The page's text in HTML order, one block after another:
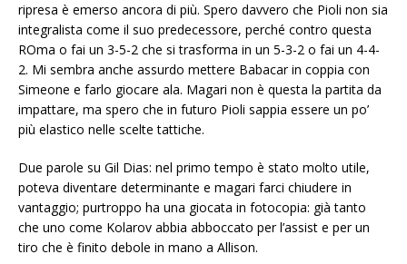
ripresa è emerso ancora di più. Spero davvero che Pioli non sia
integralista come il suo predecessore, perché contro questa
ROma o fai un 3-5-2 che si trasforma in un 5-3-2 o fai un 4-4-
2. Mi sembra anche assurdo mettere Babacar in coppia con
Simeone e farlo giocare ala. Magari non è questa la partita da
impattare, ma spero che in futuro Pioli sappia essere un po’
più elastico nelle scelte tattiche.
Due parole su Gil Dias: nel primo tempo è stato molto utile,
poteva diventare determinante e magari farci chiudere in
vantaggio; purtroppo ha una giocata in fotocopia: già tanto
che uno come Kolarov abbia abboccato per l’assist e per un
tiro che è finito debole in mano a Allison.